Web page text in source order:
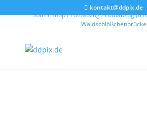
kontakt@ddpix.de
Start/Shop/Fotoabzug/ Fotoabzug
Waldschlößchenbrücke